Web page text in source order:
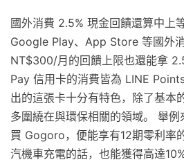
國外消費 2.5% 現金回饋還算中上
Google Play、App Store 等國外
NT$300/月的回饋上限也還能拿
Pay 信用卡的消費皆為 LINE
出的這張卡十分有特色，除了基本
多圍繞在與環保相關的領域。 舉
買 Gogoro，便能享有12期零利率
汽機車充電的話，也能獲得高達